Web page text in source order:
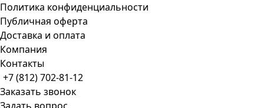
Политика конфиденциальности
Публичная оферта
Доставка и оплата
Компания
Контакты
+7 (812) 702-81-12
Заказать звонок